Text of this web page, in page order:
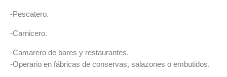
-Pescatero.
-Carnicero.
-Camarero de bares y restaurantes.
-Operario en fábricas de conservas, salazones o embutidos.